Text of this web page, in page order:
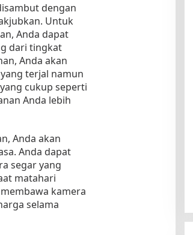
dengan
Untuk
Anda dapat
dari tingkat
Anda akan
terjal namun
cukup seperti
Anda lebih
Anda akan
Anda dapat
segar yang
matahari
kamera
selama